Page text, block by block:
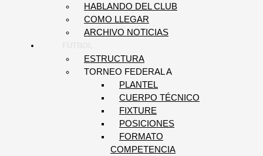
HABLANDO DEL CLUB
COMO LLEGAR
ARCHIVO NOTICIAS
ESTRUCTURA
TORNEO FEDERAL A
PLANTEL
CUERPO TÉCNICO
FIXTURE
POSICIONES
FORMATO
COMPETENCIA